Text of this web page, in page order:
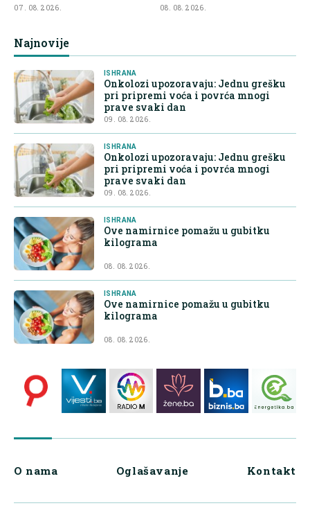
hidrataciju
07. 08. 2026. 08. 08. 2026.
Najnovije
ISHRANA
Onkolozi upozoravaju: Jednu grešku
pri pripremi voća i povrća mnogi
prave svaki dan
09. 08. 2026.
ISHRANA
Onkolozi upozoravaju: Jednu grešku
pri pripremi voća i povrća mnogi
prave svaki dan
09. 08. 2026.
ISHRANA
Ove namirnice pomažu u gubitku
kilograma
08. 08. 2026.
ISHRANA
Ove namirnice pomažu u gubitku
kilograma
08. 08. 2026.
O nama Oglašavanje Kontakt